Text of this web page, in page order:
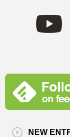
NEW